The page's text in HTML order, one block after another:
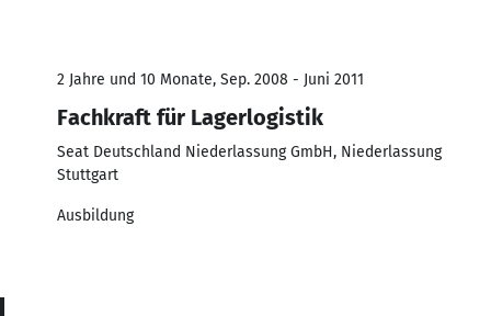
2 Jahre und 10 Monate, Sep. 2008 - Juni 2011
Fachkraft für Lagerlogistik
Seat Deutschland Niederlassung GmbH, Niederlassung
Stuttgart
Ausbildung